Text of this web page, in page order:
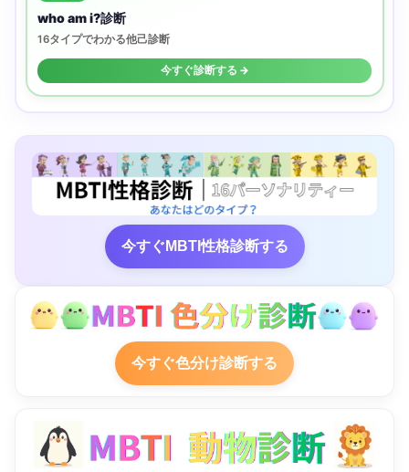
who am i?診断
16タイプでわかる他己診断
今すぐ診断する →
今すぐMBTI性格診断する
今すぐ色分け診断する